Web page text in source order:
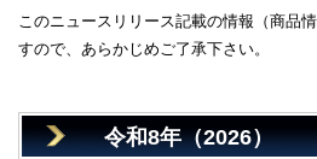
このニュースリリース記載の情報（商品
すので、あらかじめご了承下さい。
令和8年（2026）